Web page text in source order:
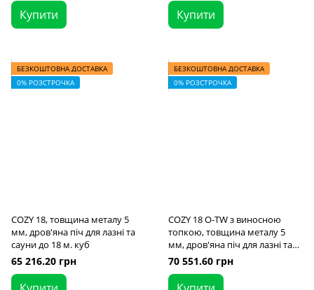
Купити Купити
БЕЗКОШТОВНА ДОСТАВКА
0% РОЗСТРОЧКА
COZY 18, товщина металу 5
мм, дров'яна піч для лазні та
сауни до 18 м. куб
65 216.20 грн
БЕЗКОШТОВНА ДОСТАВКА
0% РОЗСТРОЧКА
COZY 18 O-TW з виносною
топкою, товщина металу 5
мм, дров'яна піч для лазні та
сауни до 18 м. куб
70 551.60 грн